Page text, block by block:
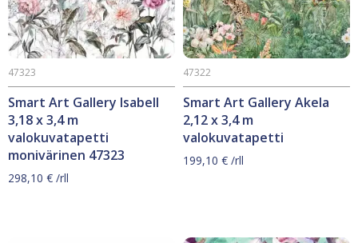
Smart Art Gallery Isabell
3,18 x 3,4 m
valokuvatapetti
monivärinen 47323
47323
298,10 € /rll
Smart Art Gallery Akela
2,12 x 3,4 m
valokuvatapetti
47322
199,10 € /rll